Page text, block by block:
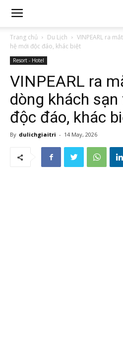
Trang chủ Du Lịch
VINPEARL ra
hệ mới độc đáo, khác biệt
Resort - Hotel
VINPEARL ra
dòng khách
độc đáo, khác
By dulichgiaitri - 14 May, 2026